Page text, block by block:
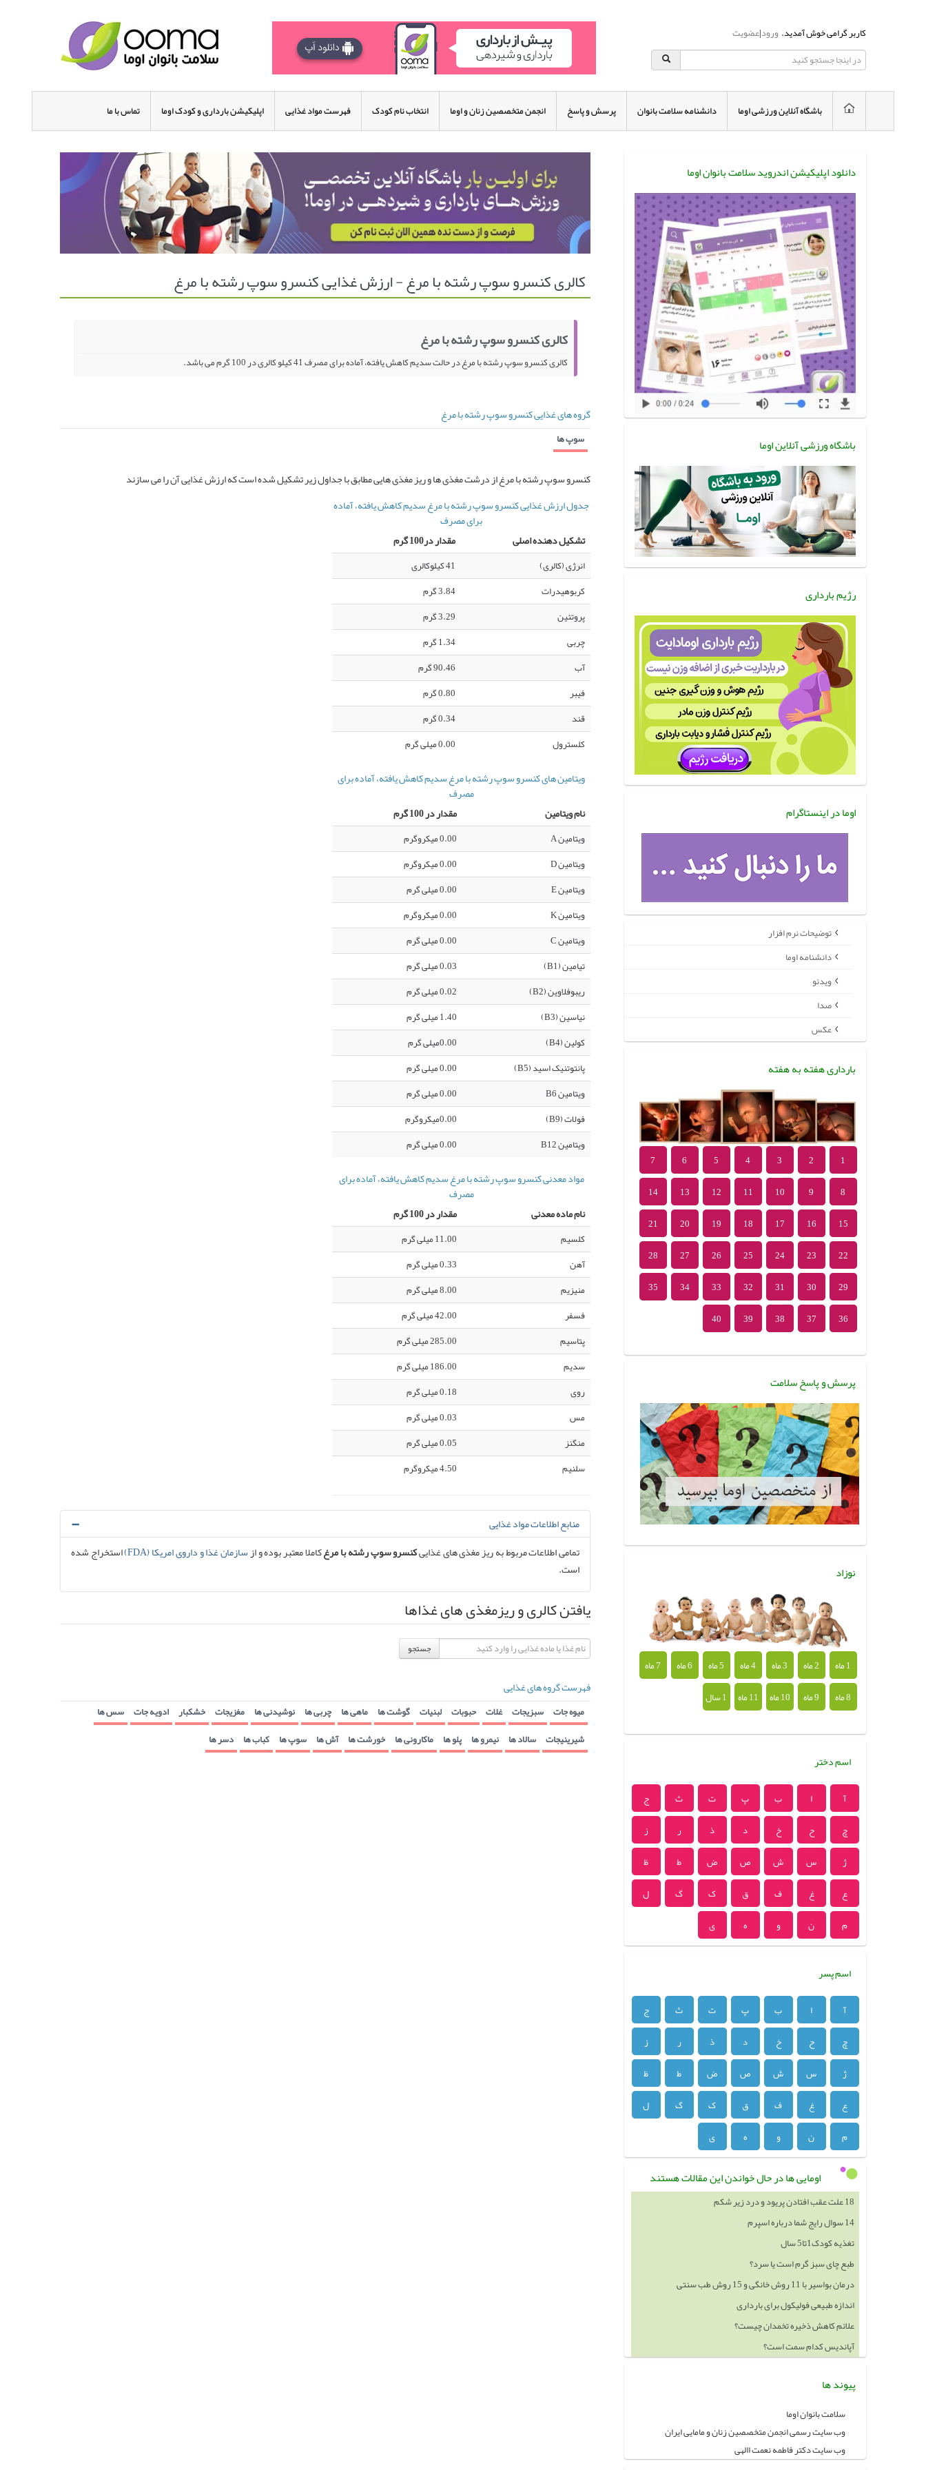
کاربر گرامی خوش آمدید.ورود|عضویت
باشگاه آنلاین ورزشی اوما دانشنامه سلامت بانوان پرسش و پاسخ انجمن متخصصین زنان و اوما انتخاب نام کودک فهرست مواد غذایی اپلیکیشن بارداری و کودک اوما تماس با ما
کالری کنسرو سوپ رشته با مرغ - ارزش غذایی کنسرو سوپ رشته با مرغ
کالری کنسرو سوپ رشته با مرغ
کالری کنسرو سوپ رشته با مرغ در حالت سدیم کاهش یافته، آماده برای مصرف 41 کیلو کالری در 100 گرم می باشد.
گروه های غذایی کنسرو سوپ رشته با مرغ
سوپ ها
کنسرو سوپ رشته با مرغ از درشت مغذی ها و ریز مغذی هایی مطابق با جداول زیر تشکیل شده است که ارزش غذایی آن را می سازند
جدول ارزش غذایی کنسرو سوپ رشته با مرغ سدیم کاهش یافته، آماده
برای مصرف
تشکیل دهنده اصلی
مقدار در100 گرم
انرژی (کالری)
41 کیلوکالری
کربوهیدرات
3.84 گرم
پروتئین
3.29 گرم
چربی
1.34 گرم
آب
90.46 گرم
فیبر
0.80 گرم
قند
0.34 گرم
کلسترول
0.00 میلی گرم
ویتامین های کنسرو سوپ رشته با مرغ سدیم کاهش یافته، آماده برای
مصرف
نام ویتامین
مقدار در 100 گرم
ویتامین A
0.00 میکروگرم
ویتامین D
0.00 میکروگرم
ویتامین E
0.00 میلی گرم
ویتامین K
0.00 میکروگرم
ویتامین C
0.00 میلی گرم
تیامین (B1)
0.03 میلی گرم
ریبوفلاوین (B2)
0.02 میلی گرم
نیاسین (B3)
1.40 میلی گرم
کولین (B4)
0.00میلی گرم
پانتوتنیک اسید (B5)
0.00 میلی گرم
ویتامین B6
0.00 میلی گرم
فولات (B9)
0.00میکروگرم
ویتامین B12
0.00 میلی گرم
مواد معدنی کنسرو سوپ رشته با مرغ سدیم کاهش یافته، آماده برای
مصرف
نام ماده معدنی
مقدار در 100 گرم
کلسیم
11.00 میلی گرم
آهن
0.33 میلی گرم
منیزیم
8.00 میلی گرم
فسفر
42.00 میلی گرم
پتاسیم
285.00 میلی گرم
سدیم
186.00 میلی گرم
روی
0.18 میلی گرم
مس
0.03 میلی گرم
منگنز
0.05 میلی گرم
سلنیم
4.50 میکروگرم
منابع اطلاعات مواد غذایی
تمامی اطلاعات مربوط به ریز مغذی های غذاییکنسرو سوپ رشته با مرغکاملا معتبر بوده و ازسازمان غذا و داروی امریکا (FDA)
استخراج شده
است.
یافتن کالری و ریزمغذی های غذاها
جستجو
فهرست گروه های غذایی
میوه جات سبزیجات غلات حبوبات لبنیات گوشت ها ماهی ها چربی ها نوشیدنی ها مغزیجات خشکبار ادویه جات سس ها
شیرینیجات سالاد ها نیمرو ها پلو ها ماکارونی ها خورشت ها آش ها سوپ ها کباب ها دسر ها
دانلود اپلیکیشن اندروید سلامت بانوان اوما
باشگاه ورزشی آنلاین اوما
رژیم بارداری
اوما در اینستاگرام
توضیحات نرم افزار
دانشنامه اوما
ویدئو
صدا
عکس
بارداری هفته به هفته
1
2
3
4
5
6
7
8
9
10
11
12
13
14
15
16
17
18
19
20
21
22
23
24
25
26
27
28
29
30
31
32
33
34
35
36
37
38
39
40
پرسش و پاسخ سلامت
نوزاد
1 ماه 2 ماه 3 ماه 4 ماه 5 ماه 6 ماه
7 ماه
8 ماه
9 ماه 10 ماه 11 ماه 1 سال
اسم دختر
آ ا ب پ ت ث
ج
چ
ح خ د ذ ر
ز
ژ
س ش ص ض ط
ظ
ع
غ ف ق ک گ
ل
م
ن و ه ی
اسم پسر
آ ا ب پ ت ث
ج
چ
ح خ د ذ ر
ز
ژ
س ش ص ض ط
ظ
ع
غ ف ق ک گ
ل
م
ن و ه ی
اومایی ها در حال خواندن این مقالات هستند
18 علت عقب افتادن پریود و درد زیر شکم
14 سوال رایج شما درباره اسپرم
تغذیه کودک1تا5 سال
طبع چای سبز گرم است یا سرد؟
درمان بواسیر با 11 روش خانگی و 15 روش طب سنتی
اندازه طبیعی فولیکول برای بارداری
علائم کاهش ذخیره تخمدان چیست؟
آپاندیس کدام سمت است؟
پیوند ها
سلامت بانوان اوما
وب سایت رسمی انجمن متخصصین زنان و مامایی ایران
وب سایت دکتر فاطمه نعمت االهی